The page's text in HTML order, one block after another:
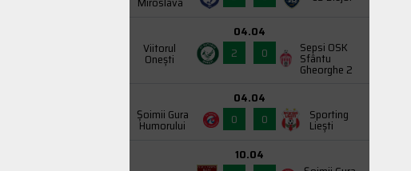
Viitorul
Onești
04.04
2
0 Sepsi OSK
Sfântu
Gheorghe 2
Şoimii Gura
Humorului
04.04
0
0 Sporting
Liești
10.04